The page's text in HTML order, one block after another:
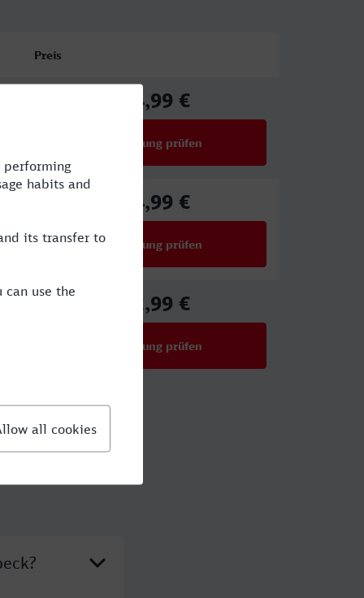
Preis
44,99 €
Verbindung prüfen
44,99 €
Verbindung prüfen
52,99 €
Verbindung prüfen